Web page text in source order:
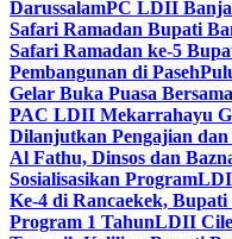
DarussalamPC LDII
Safari Ramadan Bupati
Safari Ramadan ke-5
Pembangunan di Paseh
Gelar Buka Puasa
PAC LDII Mekarrahayu
Dilanjutkan Pengajian
Al Fathu, Dinsos dan
Sosialisasikan Program
Ke-4 di Rancaekek,
Program 1 TahunLDII